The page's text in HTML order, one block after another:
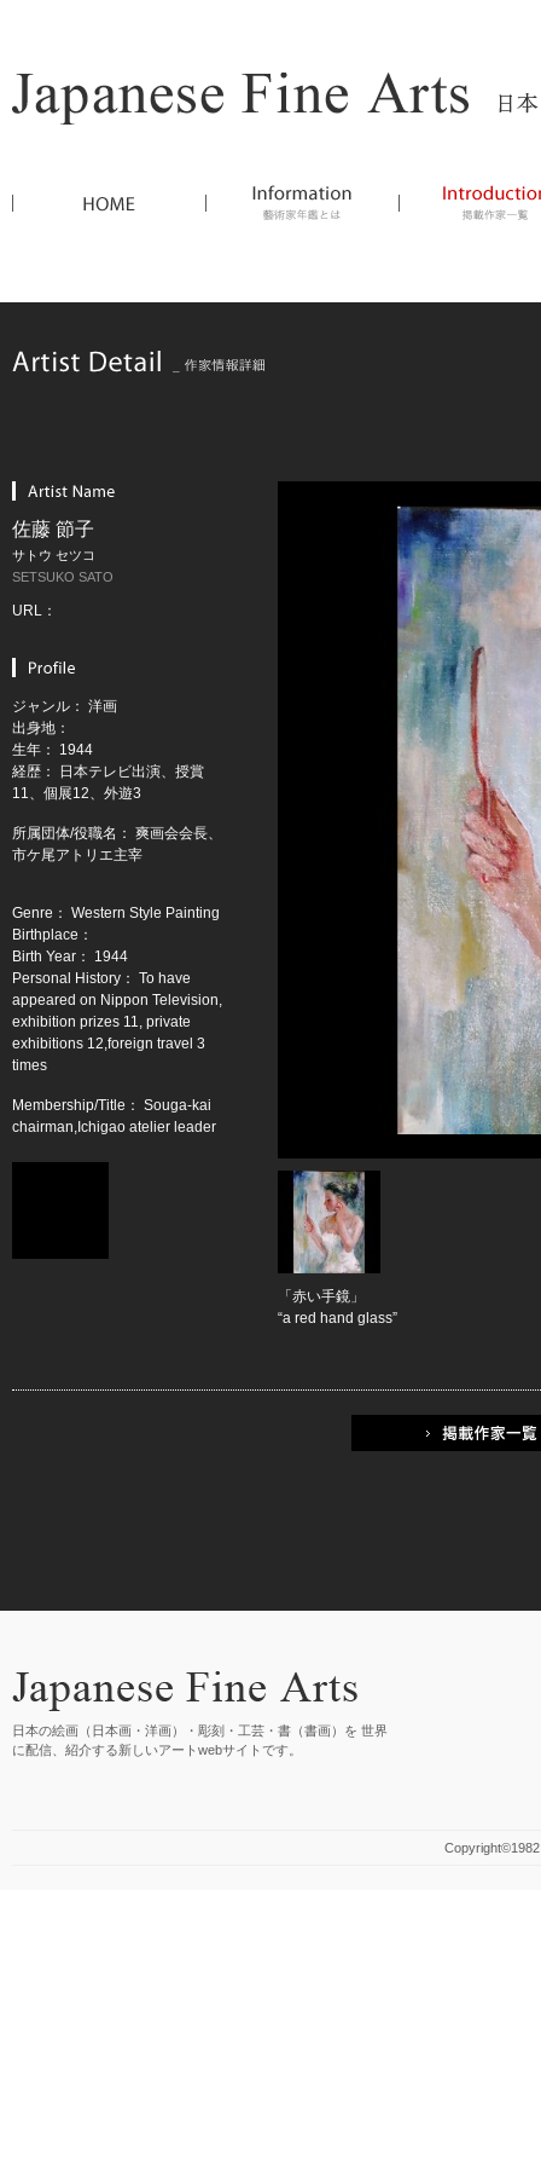
佐藤 節子
サトウ セツコ
SETSUKO SATO
URL：
ジャンル： 洋画
出身地：
生年： 1944
経歴： 日本テレビ出演、授賞
11、個展12、外遊3
所属団体/役職名： 爽画会会長、
市ケ尾アトリエ主宰
Genre： Western Style Painting
Birthplace：
Birth Year： 1944
Personal History： To have
appeared on Nippon Television,
exhibition prizes 11, private
exhibitions 12,foreign travel 3
times
Membership/Title： Souga-kai
chairman,Ichigao atelier leader
「赤い手鏡」
“a red hand glass”
日本の絵画（日本画・洋画）・彫刻・工芸・書（書画）を 世界
に配信、紹介する新しいアートwebサイトです。